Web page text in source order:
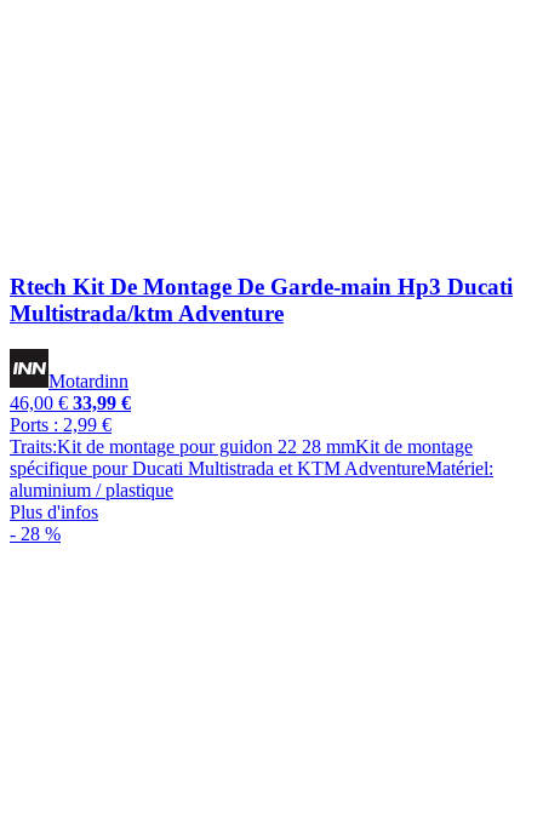
Rtech Kit De Montage De Garde-main Hp3 Ducati
Multistrada/ktm Adventure
Motardinn
46,00 € 33,99 €
Ports : 2,99 €
Traits:Kit de montage pour guidon 22 28 mmKit de montage
spécifique pour Ducati Multistrada et KTM AdventureMatériel:
aluminium / plastique
Plus d'infos
- 28 %